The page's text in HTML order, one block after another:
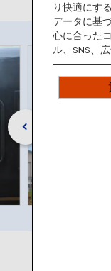
り快適にす
データに基
心に合った
ル、SNS、